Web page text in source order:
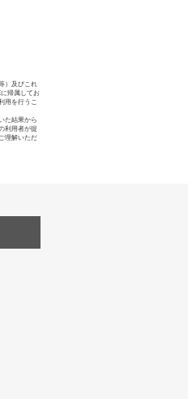
）及びこれ
帰属してお
用を行うこ
た結果から
利用者が提
理解いただ